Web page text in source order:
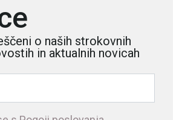
o naših strokovnih
in aktualnih novicah